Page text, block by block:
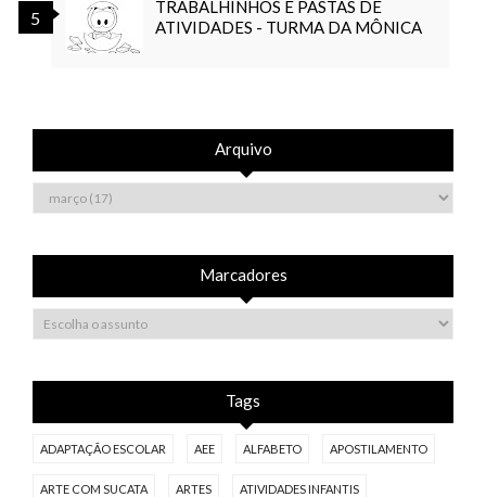
TRABALHINHOS E PASTAS DE
ATIVIDADES - TURMA DA MÔNICA
Arquivo
Marcadores
Tags
ADAPTAÇÃO ESCOLAR AEE ALFABETO APOSTILAMENTO
ARTE COM SUCATA ARTES ATIVIDADES INFANTIS